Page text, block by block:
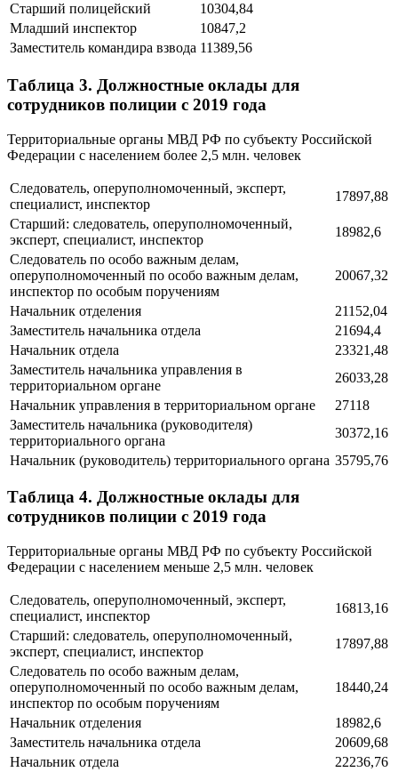
Старший полицейский
10304,84
Младший инспектор
10847,2
Заместитель командира взвода 11389,56
Таблица 3. Должностные оклады для
сотрудников полиции с 2019 года
Территориальные органы МВД РФ по субъекту Российской
Федерации с населением более 2,5 млн. человек
Следователь, оперуполномоченный, эксперт,
специалист, инспектор
17897,88
Старший: следователь, оперуполномоченный,
эксперт, специалист, инспектор
18982,6
Следователь по особо важным делам,
оперуполномоченный по особо важным делам,
инспектор по особым поручениям
20067,32
Начальник отделения
21152,04
Заместитель начальника отдела
21694,4
Начальник отдела
23321,48
Заместитель начальника управления в
территориальном органе
26033,28
Начальник управления в территориальном органе
27118
Заместитель начальника (руководителя)
территориального органа
30372,16
Начальник (руководитель) территориального органа 35795,76
Таблица 4. Должностные оклады для
сотрудников полиции с 2019 года
Территориальные органы МВД РФ по субъекту Российской
Федерации с населением меньше 2,5 млн. человек
Следователь, оперуполномоченный, эксперт,
специалист, инспектор
16813,16
Старший: следователь, оперуполномоченный,
эксперт, специалист, инспектор
17897,88
Следователь по особо важным делам,
оперуполномоченный по особо важным делам,
инспектор по особым поручениям
18440,24
Начальник отделения
18982,6
Заместитель начальника отдела
20609,68
Начальник отдела
22236,76